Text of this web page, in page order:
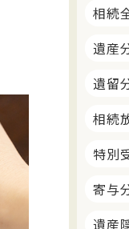
相続
遺産
遺留
相続
特別
寄与
遺産